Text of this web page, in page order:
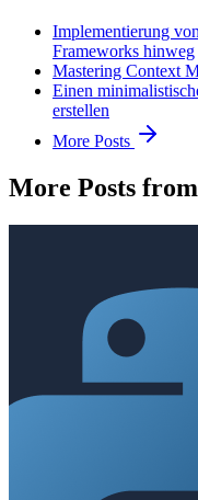
Implementierung
Frameworks hinweg
Mastering Context
Einen
erstellen
More Posts
More Posts